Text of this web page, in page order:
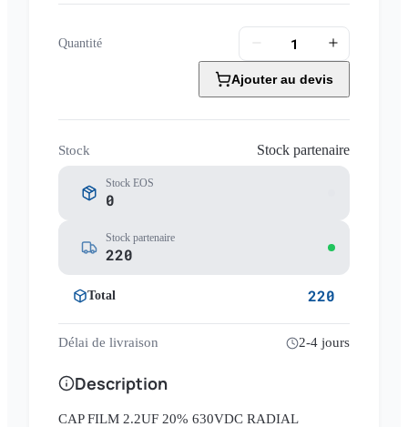
Quantité
Ajouter au devis
Stock Stock partenaire
Stock EOS
0
Stock partenaire
220
Total 220
Délai de livraison 2-4 jours
Description
CAP FILM 2.2UF 20% 630VDC RADIAL